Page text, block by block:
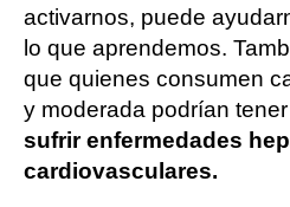
activarnos, puede
lo que aprendemos.
que quienes consumen
y moderada podrían tener
sufrir enfermedades
cardiovasculares.